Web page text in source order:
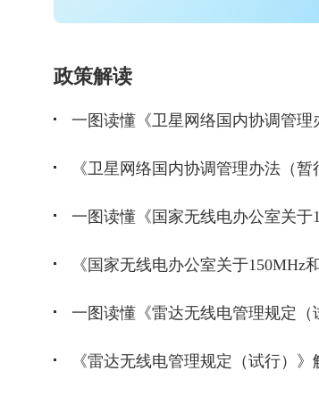
政策解读
一图读懂《卫星网络国内协调管理
《卫星网络国内协调管理办法（暂
一图读懂《雷达无线电管理规定（
《雷达无线电管理规定（试行）》